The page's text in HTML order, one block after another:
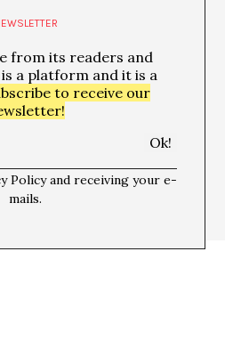
Stockholm, exhibition curator and
it is possible to be several
questions are important and that,
point out.
from its readers and
a platform and it is a
to receive our
Policy and receiving your e-
mails.